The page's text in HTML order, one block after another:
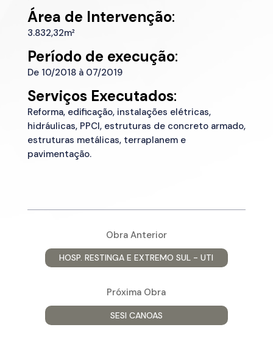
Área de Intervenção:
3.832,32m²
Período de execução:
De 10/2018 à 07/2019
Serviços Executados:
Reforma, edificação, instalações elétricas,
hidráulicas, PPCI, estruturas de concreto armado,
estruturas metálicas, terraplanem e
pavimentação.
Obra Anterior
HOSP. RESTINGA E EXTREMO SUL - UTI
Próxima Obra
SESI CANOAS